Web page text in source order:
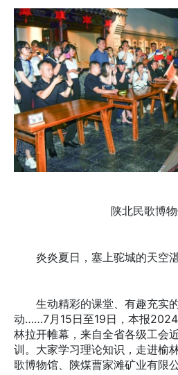
陕北民歌博物
炎炎夏日，塞上驼城的天空湛
生动精彩的课堂、有趣充实
动……7月15日至19日，本报
林拉开帷幕，来自全省各级工会
训。大家学习理论知识，走进榆
歌博物馆、陕煤曹家滩矿业有限